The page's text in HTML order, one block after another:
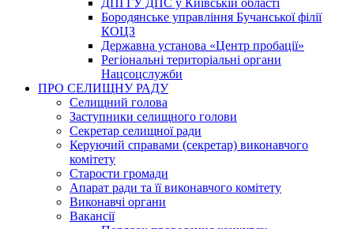
ДПІ ГУ ДПС у Київській області
Бородянське управління Бучанської філії
КОЦЗ
Державна установа «Центр пробації»
Регіональні територіальні органи
Нацсоцслужби
ПРО СЕЛИЩНУ РАДУ
Селищний голова
Заступники селищного голови
Секретар селищної ради
Керуючий справами (секретар) виконавчого
комітету
Старости громади
Апарат ради та її виконавчого комітету
Виконавчі органи
Вакансії